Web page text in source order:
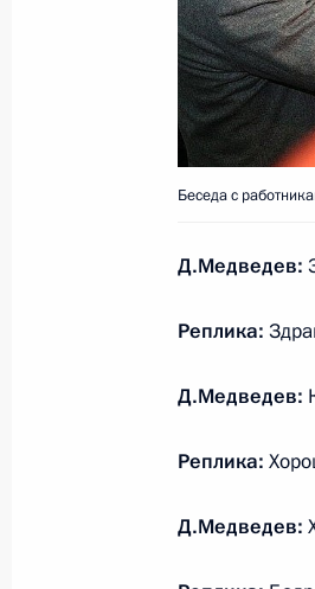
Совещание
о развитии
России
6 июля 2015
области
Тулеевым
Беседа с
Д.Медведев:
Реплика:
Д.Медведев:
Реплика:
Д.Медведев: